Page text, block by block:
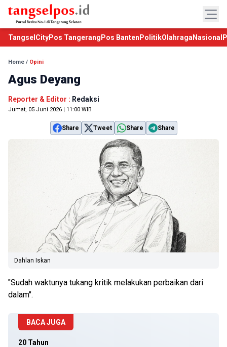
TangselCityPos Tangerang Pos Banten PolitikOlahraga Nasional
Home / Opini
Agus Deyang
Reporter & Editor : Redaksi
Jumat, 05 Juni 2026 | 11:00 WIB
Share Tweet Share Share
Dahlan Iskan
"Sudah waktunya tukang kritik melakukan perbaikan dari
dalam".
BACA JUGA
20 Tahun